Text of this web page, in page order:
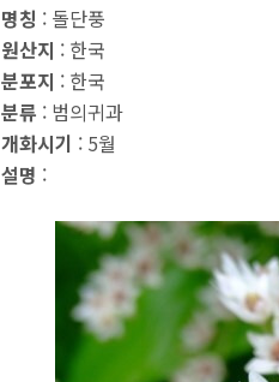
명칭 : 돌단풍
원산지 : 한국
분포지 : 한국
분류 : 범의귀과
개화시기 : 5월
설명 :